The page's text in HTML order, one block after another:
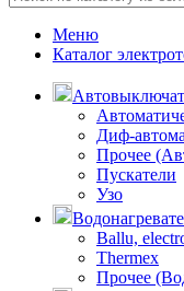
Меню
Каталог
Диф-
Прочее
Пускатели
Узо
Ballu,
Thermex
Прочее